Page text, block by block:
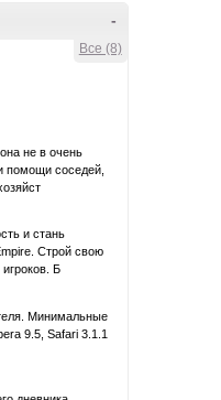
-
Все (8)
не в очень
помощи соседей,
и стань
Строй свою
Б
Минимальные
9.5, Safari 3.1.1